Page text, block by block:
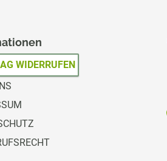
WIDERRUFEN